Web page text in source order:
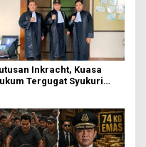
Inkracht, Kuasa
Tergugat Syukuri